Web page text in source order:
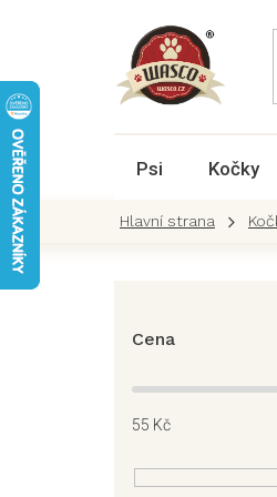
Psi Kočky
Cena
55 Kč